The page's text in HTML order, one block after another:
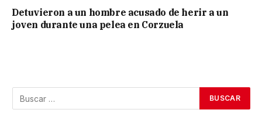
Detuvieron a un hombre acusado de herir a un
joven durante una pelea en Corzuela